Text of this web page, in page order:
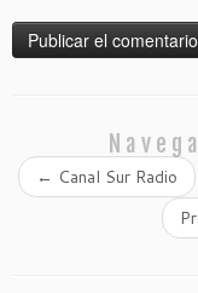
← Canal Sur Radio